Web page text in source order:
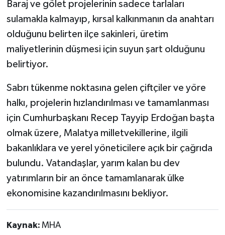
Baraj ve gölet projelerinin sadece tarlaları
sulamakla kalmayıp, kırsal kalkınmanın da anahtarı
olduğunu belirten ilçe sakinleri, üretim
maliyetlerinin düşmesi için suyun şart olduğunu
belirtiyor.
Sabrı tükenme noktasına gelen çiftçiler ve yöre
halkı, projelerin hızlandırılması ve tamamlanması
için Cumhurbaşkanı Recep Tayyip Erdoğan başta
olmak üzere, Malatya milletvekillerine, ilgili
bakanlıklara ve yerel yöneticilere açık bir çağrıda
bulundu. Vatandaşlar, yarım kalan bu dev
yatırımların bir an önce tamamlanarak ülke
ekonomisine kazandırılmasını bekliyor.
Kaynak: MHA